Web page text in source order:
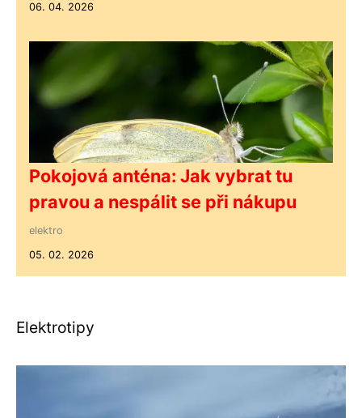
06. 04. 2026
Pokojová anténa: Jak vybrat tu
pravou a nespálit se při nákupu
elektro
05. 02. 2026
Elektrotipy